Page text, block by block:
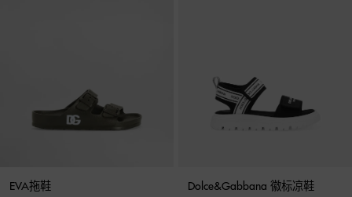
EVA拖鞋
Dolce&Gabbana 徽标凉鞋